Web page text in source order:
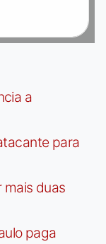
a
para
mais duas
paga